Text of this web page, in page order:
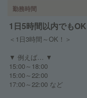
勤務時間
1日5時間以内でもOK
＜1日3時間～OK！＞
▼ 例えば… ▼
15:00～18:00
15:00～22:00
17:00～22:00 など